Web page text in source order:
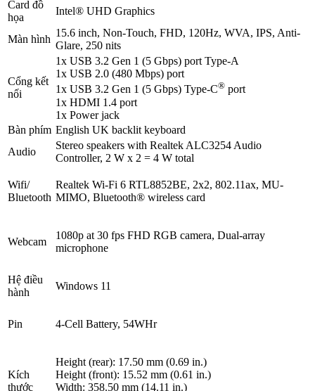
Card đồ
họa
Intel® UHD Graphics
Màn hình
15.6 inch, Non-Touch, FHD, 120Hz, WVA, IPS, Anti-
Glare, 250 nits
Cổng kết
nối
1x USB 3.2 Gen 1 (5 Gbps) port Type-A
1x USB 2.0 (480 Mbps) port
1x USB 3.2 Gen 1 (5 Gbps) Type-C® port
1x HDMI 1.4 port
1x Power jack
Bàn phím English UK backlit keyboard
Audio
Stereo speakers with Realtek ALC3254 Audio
Controller, 2 W x 2 = 4 W total
Wifi/
Bluetooth
Realtek Wi-Fi 6 RTL8852BE, 2x2, 802.11ax, MU-
MIMO, Bluetooth® wireless card
Webcam
1080p at 30 fps FHD RGB camera, Dual-array
microphone
Hệ điều
hành
Windows 11
Pin 4-Cell Battery, 54WHr
Kích
thước
Height (rear): 17.50 mm (0.69 in.)
Height (front): 15.52 mm (0.61 in.)
Width: 358.50 mm (14.11 in.)